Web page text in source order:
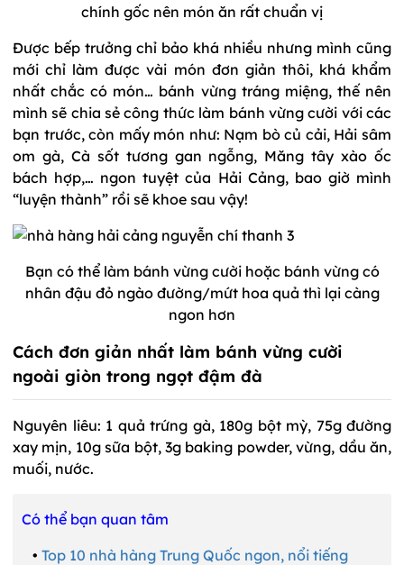
chính gốc nên món ăn rất chuẩn vị
Được bếp trưởng chỉ bảo khá nhiều nhưng mình cũng
mới chỉ làm được vài món đơn giản thôi, khá khẩm
nhất chắc có món… bánh vừng tráng miệng, thế nên
mình sẽ chia sẻ công thức làm bánh vừng cười với các
bạn trước, còn mấy món như: Nạm bò củ cải, Hải sâm
om gà, Cà sốt tương gan ngỗng, Măng tây xào ốc
bách hợp,… ngon tuyệt của Hải Cảng, bao giờ mình
“luyện thành” rồi sẽ khoe sau vậy!
Bạn có thể làm bánh vừng cười hoặc bánh vừng có
nhân đậu đỏ ngào đường/mứt hoa quả thì lại càng
ngon hơn
Cách đơn giản nhất làm bánh vừng cười
ngoài giòn trong ngọt đậm đà
Nguyên liêu: 1 quả trứng gà, 180g bột mỳ, 75g đường
xay mịn, 10g sữa bột, 3g baking powder, vừng, dầu ăn,
muối, nước.
Có thể bạn quan tâm
• Top 10 nhà hàng Trung Quốc ngon, nổi tiếng